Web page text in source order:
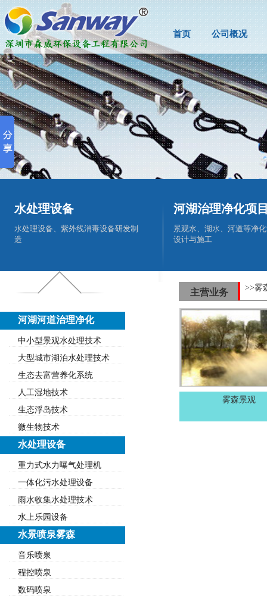
首页 公司概况
水处理设备
水处理设备、紫外线消毒设备研发制
造
河湖治理净化项
景观水、湖水、河道等净
设计与施工
河湖河道治理净化
中小型景观水处理技术
大型城市湖泊水处理技术
生态去富营养化系统
人工湿地技术
生态浮岛技术
微生物技术
水处理设备
重力式水力曝气处理机
一体化污水处理设备
雨水收集水处理技术
水上乐园设备
水景喷泉雾森
音乐喷泉
程控喷泉
数码喷泉
主营业务 >>雾
雾森景观